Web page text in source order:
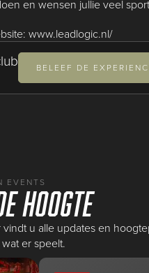
en wensen jullie veel
www.leadlogic.nl/
BELEEF DE
EVENTS
hoogte
u alle updates en
er speelt.